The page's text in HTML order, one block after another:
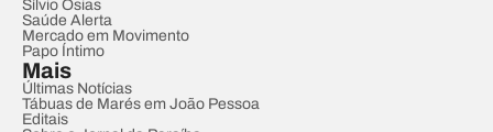
Sílvio Osias
Saúde Alerta
Mercado em Movimento
Papo Íntimo
Mais
Últimas Notícias
Tábuas de Marés em João Pessoa
Editais